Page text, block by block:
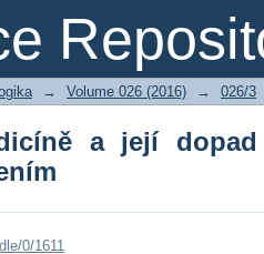
a její dopad
→ Volume 026 (2016) → 026/3
a její
0/1611